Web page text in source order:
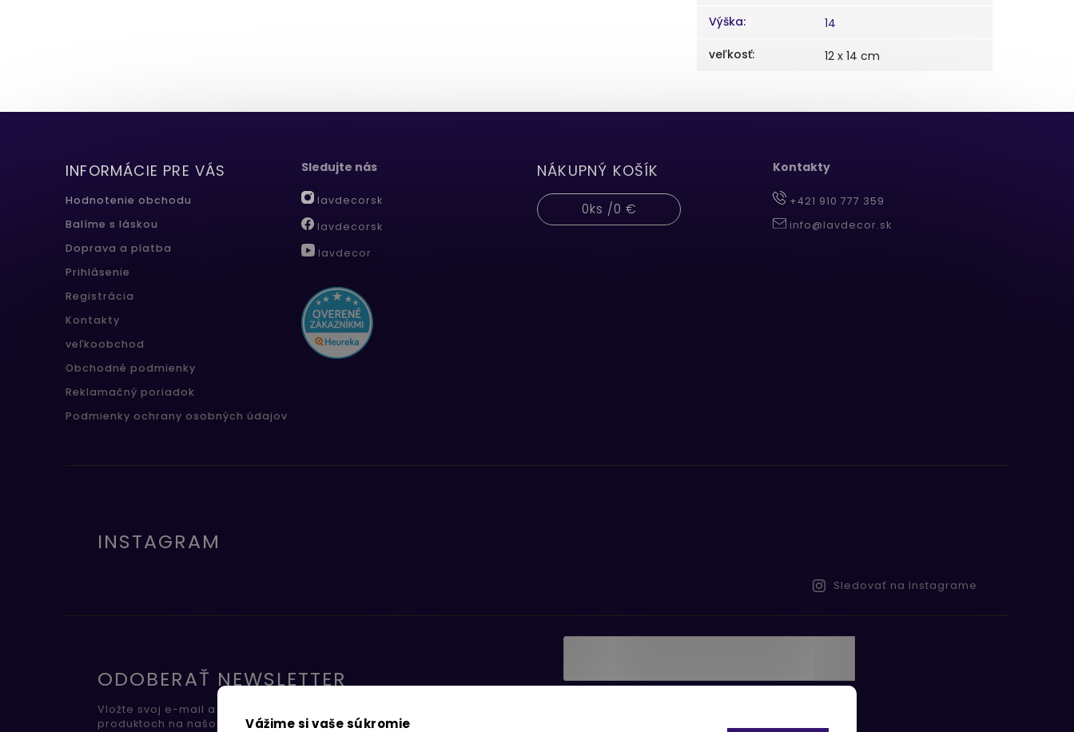
Vážime si vaše súkromie
Výška:
14
veľkosť: 12 x 14 cm
INFORMÁCIE PRE VÁS
Hodnotenie obchodu
Balíme s láskou
Doprava a platba
Prihlásenie
Registrácia
Kontakty
veľkoobchod
Obchodné podmienky
Reklamačný poriadok
Podmienky ochrany osobných údajov
Sledujte nás
lavdecorsk
lavdecorsk
lavdecor
NÁKUPNÝ KOŠÍK
0ks /0 €
Kontakty
+421 910 777 359
info@lavdecor.sk
INSTAGRAM
Sledovať na Instagrame
ODOBERAŤ NEWSLETTER
Vložte svoj e-mail a my Vám budeme zasielať informácie o nových
produktoch na našom e-shope.